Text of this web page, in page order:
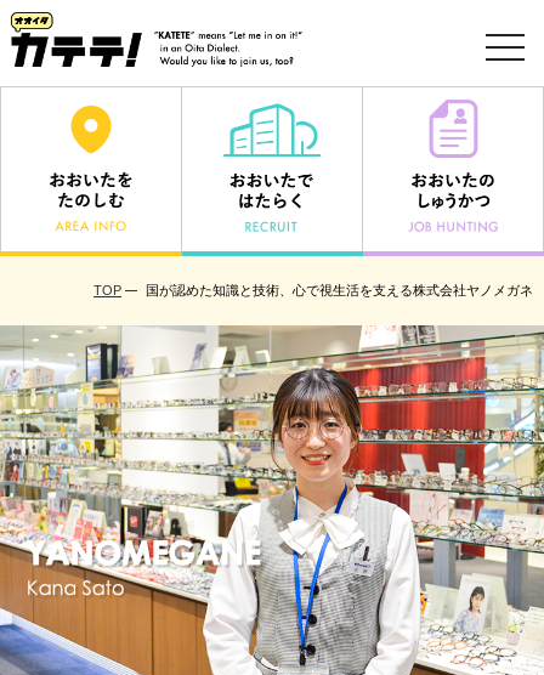
TOP 国が認めた知識と技術、心で視生活を支える株式会社ヤノメガネ